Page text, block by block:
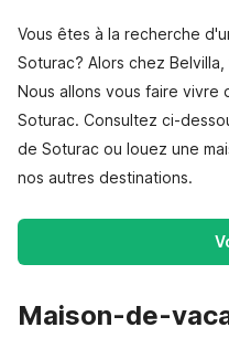
Vous êtes à la recherche
Soturac? Alors chez
Nous allons vous faire vivre
Soturac. Consultez ci-
de Soturac ou louez une
nos autres destinations.
Maison-de-